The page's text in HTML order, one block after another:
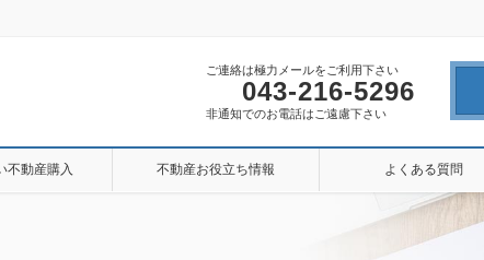
ご連絡は極力メールをご利用下さい
043-216-5296
非通知でのお電話はご遠慮下さい
不動産購入 不動産お役立ち情報 よくある質問